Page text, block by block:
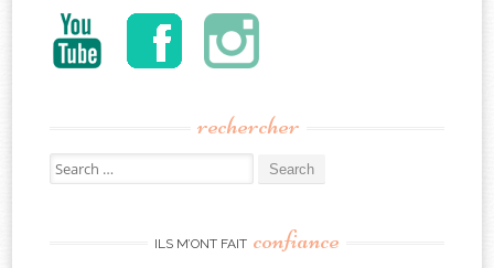
rechercher
Search
for:
ILS M’ONT FAIT confiance